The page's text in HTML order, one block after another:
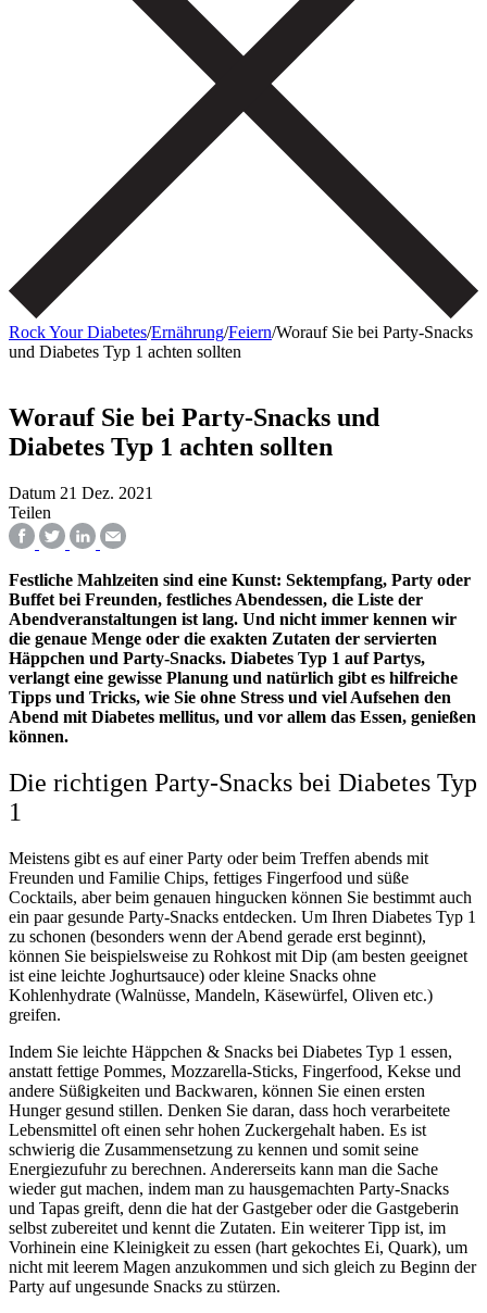
Rock Your Diabetes/Ernährung/Feiern/Worauf Sie bei Party-Snacks
und Diabetes Typ 1 achten sollten
Worauf Sie bei Party-Snacks und
Diabetes Typ 1 achten sollten
Datum 21 Dez. 2021
Teilen
Festliche Mahlzeiten sind eine Kunst: Sektempfang, Party oder
Buffet bei Freunden, festliches Abendessen, die Liste der
Abendveranstaltungen ist lang. Und nicht immer kennen wir
die genaue Menge oder die exakten Zutaten der servierten
Häppchen und Party-Snacks. Diabetes Typ 1 auf Partys,
verlangt eine gewisse Planung und natürlich gibt es hilfreiche
Tipps und Tricks, wie Sie ohne Stress und viel Aufsehen den
Abend mit Diabetes mellitus, und vor allem das Essen, genießen
können.
Die richtigen Party-Snacks bei Diabetes Typ
1
Meistens gibt es auf einer Party oder beim Treffen abends mit
Freunden und Familie Chips, fettiges Fingerfood und süße
Cocktails, aber beim genauen hingucken können Sie bestimmt auch
ein paar gesunde Party-Snacks entdecken. Um Ihren Diabetes Typ 1
zu schonen (besonders wenn der Abend gerade erst beginnt),
können Sie beispielsweise zu Rohkost mit Dip (am besten geeignet
ist eine leichte Joghurtsauce) oder kleine Snacks ohne
Kohlenhydrate (Walnüsse, Mandeln, Käsewürfel, Oliven etc.)
greifen.
Indem Sie leichte Häppchen & Snacks bei Diabetes Typ 1 essen,
anstatt fettige Pommes, Mozzarella-Sticks, Fingerfood, Kekse und
andere Süßigkeiten und Backwaren, können Sie einen ersten
Hunger gesund stillen. Denken Sie daran, dass hoch verarbeitete
Lebensmittel oft einen sehr hohen Zuckergehalt haben. Es ist
schwierig die Zusammensetzung zu kennen und somit seine
Energiezufuhr zu berechnen. Andererseits kann man die Sache
wieder gut machen, indem man zu hausgemachten Party-Snacks
und Tapas greift, denn die hat der Gastgeber oder die Gastgeberin
selbst zubereitet und kennt die Zutaten. Ein weiterer Tipp ist, im
Vorhinein eine Kleinigkeit zu essen (hart gekochtes Ei, Quark), um
nicht mit leerem Magen anzukommen und sich gleich zu Beginn der
Party auf ungesunde Snacks zu stürzen.